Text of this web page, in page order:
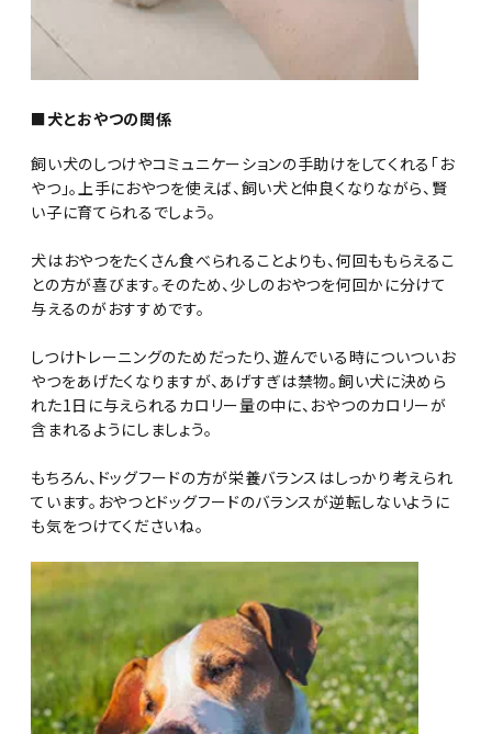
■犬とおやつの関係
飼い犬のしつけやコミュニケーションの手助けをしてくれる「お
やつ」。上手におやつを使えば、飼い犬と仲良くなりながら、賢
い子に育てられるでしょう。
犬はおやつをたくさん食べられることよりも、何回ももらえるこ
との方が喜びます。そのため、少しのおやつを何回かに分けて
与えるのがおすすめです。
しつけトレーニングのためだったり、遊んでいる時についついお
やつをあげたくなりますが、あげすぎは禁物。飼い犬に決めら
れた1日に与えられるカロリー量の中に、おやつのカロリーが
含まれるようにしましょう。
もちろん、ドッグフードの方が栄養バランスはしっかり考えられ
ています。おやつとドッグフードのバランスが逆転しないように
も気をつけてくださいね。